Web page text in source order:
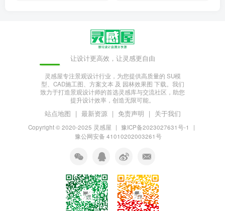
让设计更高效，让灵感更自由
灵感屋专注景观设计行业，为您提供高质量的 SU模
型、CAD施工图、方案文本 及 园林效果图 下载。我们
致力于打造景观设计师的首选灵感库与交流社区，助您
提升设计效率，创造无限可能。
站点地图 | 最新资源 | 免责声明 | 关于我们
Copyright © 2020-2025 灵感屋 | 豫ICP备2023027631号-1
|
豫公网安备 41010202003261号